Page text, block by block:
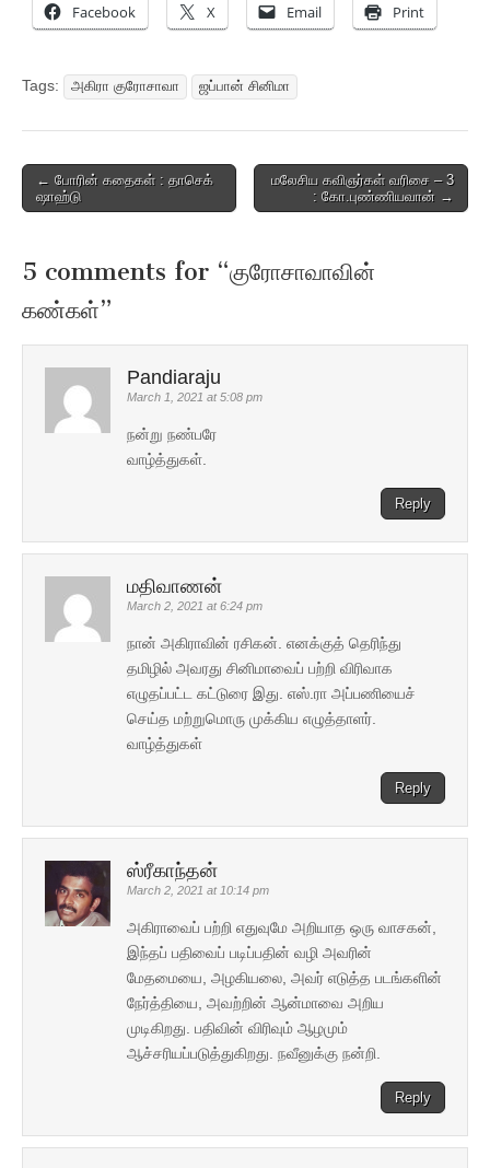
Facebook X Email Print
Tags: அகிரா குரோசாவா ஜப்பான் சினிமா
Post
navigation
← போரின் கதைகள் : தாசெக்
ஷாஹ்டு
மலேசிய கவிஞர்கள் வரிசை – 3
: கோ.புண்ணியவான் →
5 comments for “குரோசாவாவின்
கண்கள்”
Pandiaraju
March 1, 2021 at 5:08 pm
நன்று நண்பரே
வாழ்த்துகள்.
Reply
மதிவாணன்
March 2, 2021 at 6:24 pm
நான் அகிராவின் ரசிகன். எனக்குத் தெரிந்து
தமிழில் அவரது சினிமாவைப் பற்றி விரிவாக
எழுதப்பட்ட கட்டுரை இது. எஸ்.ரா அப்பணியைச்
செய்த மற்றுமொரு முக்கிய எழுத்தாளர்.
வாழ்த்துகள்
Reply
ஸ்ரீகாந்தன்
March 2, 2021 at 10:14 pm
அகிராவைப் பற்றி எதுவுமே அறியாத ஒரு வாசகன்,
இந்தப் பதிவைப் படிப்பதின் வழி அவரின்
மேதமையை, அழகியலை, அவர் எடுத்த படங்களின்
நேர்த்தியை, அவற்றின் ஆன்மாவை அறிய
முடிகிறது. பதிவின் விரிவும் ஆழமும்
ஆச்சரியப்படுத்துகிறது. நவீனுக்கு நன்றி.
Reply